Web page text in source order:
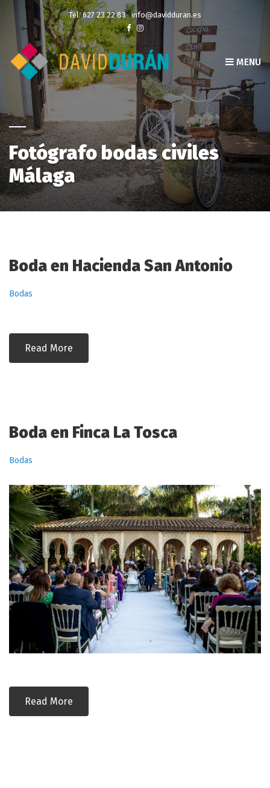
Tel. 627 23 22 83 info@davidduran.es
MENU
Fotógrafo bodas civiles
Málaga
Boda en Hacienda San Antonio
Bodas
Read More
Boda en Finca La Tosca
Bodas
Read More